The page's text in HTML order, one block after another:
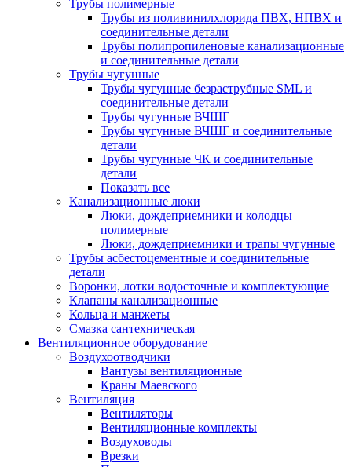
Трубы полимерные
Трубы из поливинилхлорида ПВХ, НПВХ и
соединительные детали
Трубы полипропиленовые канализационные
и соединительные детали
Трубы чугунные
Трубы чугунные безраструбные SML и
соединительные детали
Трубы чугунные ВЧШГ
Трубы чугунные ВЧШГ и соединительные
детали
Трубы чугунные ЧК и соединительные
детали
Показать все
Канализационные люки
Люки, дождеприемники и колодцы
полимерные
Люки, дождеприемники и трапы чугунные
Трубы асбестоцементные и соединительные
детали
Воронки, лотки водосточные и комплектующие
Клапаны канализационные
Кольца и манжеты
Смазка сантехническая
Вентиляционное оборудование
Воздухоотводчики
Вантузы вентиляционные
Краны Маевского
Вентиляция
Вентиляторы
Вентиляционные комплекты
Воздуховоды
Врезки